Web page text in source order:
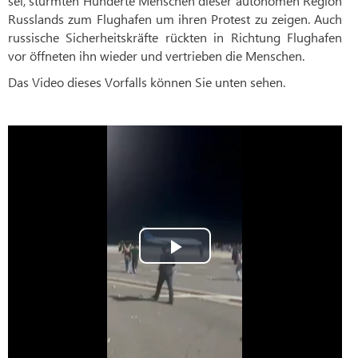
Russlands zum Flughafen um ihren Protest zu zeigen. Auch
russische Sicherheitskräfte rückten in Richtung Flughafen
vor öffneten ihn wieder und vertrieben die Menschen.
Das Video dieses Vorfalls können Sie unten sehen.
Play
Video